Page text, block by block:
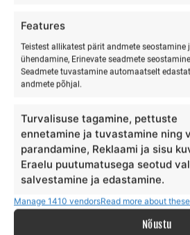
Features
Teistest allikatest pärit andmete seostamine
ühendamine, Erinevate seadmete
Seadmete tuvastamine automaatselt
andmete põhjal.
Turvalisuse tagamine, pettuste
ennetamine ja tuvastamine ning
parandamine, Reklaami ja sisu
Eraelu puutumatusega seotud
salvestamine ja edastamine.
Manage 1410 vendorsRead more about
Nõustu
kuni
alates
Osalejate arv
Kooligrupid
Kategooriad: